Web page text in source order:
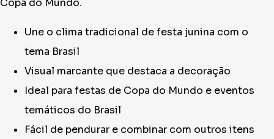
Copa do Mundo.
Une o clima tradicional de festa junina com o
tema Brasil
Visual marcante que destaca a decoração
Ideal para festas de Copa do Mundo e eventos
temáticos do Brasil
Fácil de pendurar e combinar com outros itens